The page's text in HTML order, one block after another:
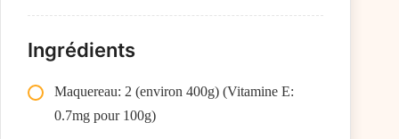
Ingrédients
Maquereau: 2 (environ 400g) (Vitamine E:
0.7mg pour 100g)